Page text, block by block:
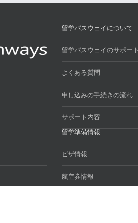
留学パスウェイについて
留学パスウェイのサポート
よくある質問
申し込みの手続きの流れ
サポート内容
留学準備情報
ビザ情報
航空券情報